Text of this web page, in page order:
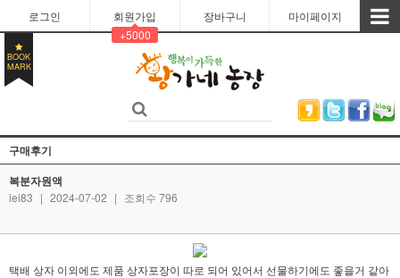
로그인
회원가입
+5000
장바구니 마이페이지
BOOK
MARK
구매후기
복분자원액
iei83 | 2024-07-02 | 조회수 796
택배 상자 이외에도 제품 상자포장이 따로 되어 있어서 선물하기에도 좋을거 같아